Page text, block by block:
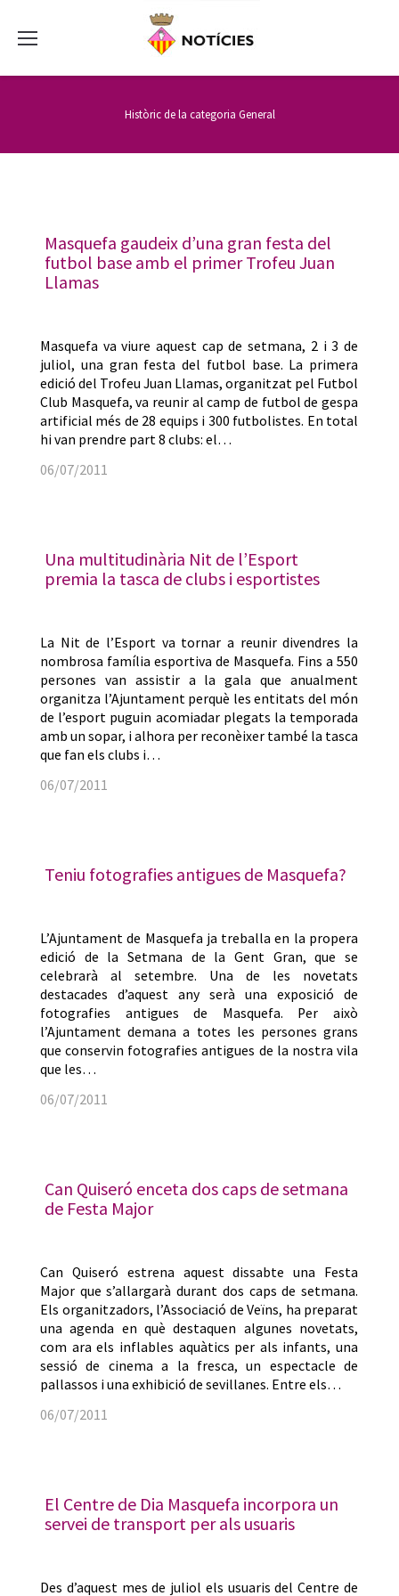
Històric de la categoria General
Masquefa gaudeix d’una gran festa del
futbol base amb el primer Trofeu Juan
Llamas
Masquefa va viure aquest cap de setmana, 2 i 3 de
juliol, una gran festa del futbol base. La primera
edició del Trofeu Juan Llamas, organitzat pel Futbol
Club Masquefa, va reunir al camp de futbol de gespa
artificial més de 28 equips i 300 futbolistes. En total
hi van prendre part 8 clubs: el…
06/07/2011
Una multitudinària Nit de l’Esport
premia la tasca de clubs i esportistes
La Nit de l’Esport va tornar a reunir divendres la
nombrosa família esportiva de Masquefa. Fins a 550
persones van assistir a la gala que anualment
organitza l’Ajuntament perquè les entitats del món
de l’esport puguin acomiadar plegats la temporada
amb un sopar, i alhora per reconèixer també la tasca
que fan els clubs i…
06/07/2011
Teniu fotografies antigues de Masquefa?
L’Ajuntament de Masquefa ja treballa en la propera
edició de la Setmana de la Gent Gran, que se
celebrarà al setembre. Una de les novetats
destacades d’aquest any serà una exposició de
fotografies antigues de Masquefa. Per això
l’Ajuntament demana a totes les persones grans
que conservin fotografies antigues de la nostra vila
que les…
06/07/2011
Can Quiseró enceta dos caps de setmana
de Festa Major
Can Quiseró estrena aquest dissabte una Festa
Major que s’allargarà durant dos caps de setmana.
Els organitzadors, l’Associació de Veïns, ha preparat
una agenda en què destaquen algunes novetats,
com ara els inflables aquàtics per als infants, una
sessió de cinema a la fresca, un espectacle de
pallassos i una exhibició de sevillanes. Entre els…
06/07/2011
El Centre de Dia Masquefa incorpora un
servei de transport per als usuaris
Des d’aquest mes de juliol els usuaris del Centre de